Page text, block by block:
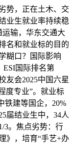
，正在土木、交
业生就业率持续稳
输，华东交通大
名和就业标的目的
糊口？国际影响
ESI国际排名第
友会2025中国六星
度专业”。就业标
铁建等国企，20%
届结业生中，34人
3。焦点劣势：行
》，培育“手艺+办